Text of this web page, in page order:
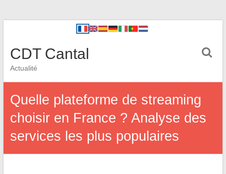
CDT Cantal
Actualité
Quelle plateforme de streaming
choisir en France ? Analyse des
services les plus populaires